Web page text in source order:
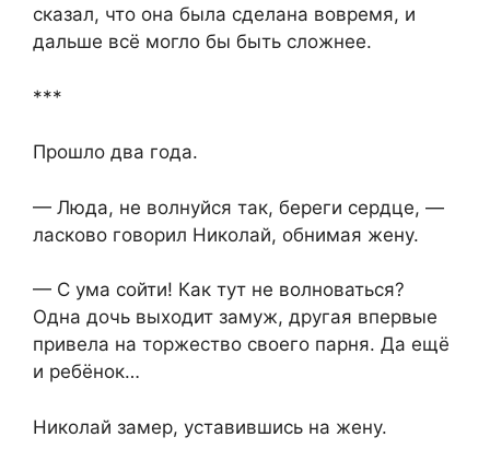
сказал, что она была сделана вовремя, и
дальше всё могло бы быть сложнее.
***
Прошло два года.
— Люда, не волнуйся так, береги сердце, —
ласково говорил Николай, обнимая жену.
— С ума сойти! Как тут не волноваться?
Одна дочь выходит замуж, другая впервые
привела на торжество своего парня. Да ещё
и ребёнок…
Николай замер, уставившись на жену.